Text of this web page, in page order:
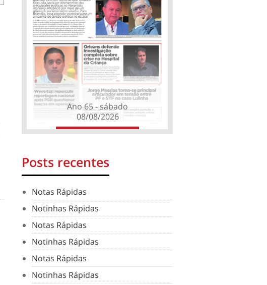
Ano 65 - sábado
08/08/2026
Posts recentes
Notas Rápidas
Notinhas Rápidas
Notas Rápidas
Notinhas Rápidas
Notas Rápidas
Notinhas Rápidas